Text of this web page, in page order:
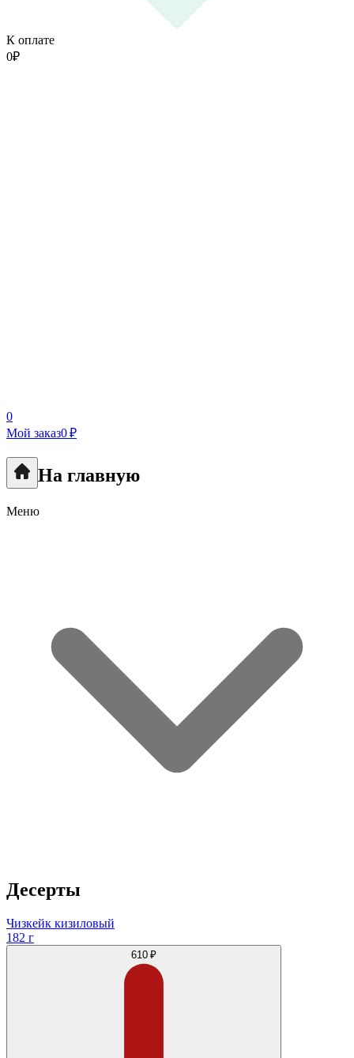
К оплате
0₽
0
Мой заказ0 ₽
На главную
Меню
Десерты
Чизкейк кизиловый
182 г
610 ₽